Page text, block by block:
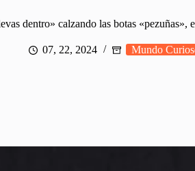
dentro» calzando las botas «pezuñas»,
07, 22, 2024 Mundo